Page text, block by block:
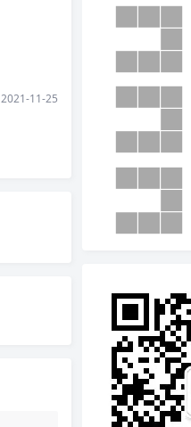
2021-11-25